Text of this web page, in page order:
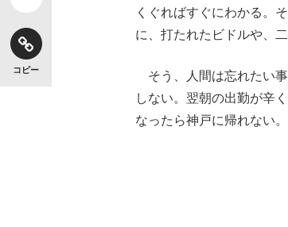
コピー
くぐればすぐにわかる。
に、打たれたビドルや、
そう、人間は忘れたい
しない。翌朝の出勤が辛
なったら神戸に帰れない。